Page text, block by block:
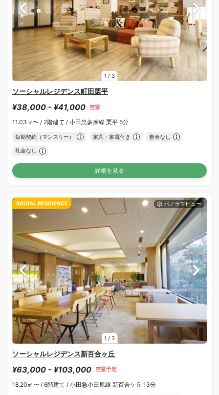
1 / 3
ソーシャルレジデンス町田栗平
¥38,000 - ¥41,000 空室
11.03㎡〜 / 2階建て / 小田急多摩線 栗平 5分
短期契約（マンスリー） 家具・家電付き 敷金なし
礼金なし
詳細を見る
1 / 3
SOCIAL RESIDENCE
ソーシャルレジデンス新百合ヶ丘
¥63,000 - ¥103,000 空室予定
18.20㎡〜 / 6階建て / 小田急小田原線 新百合ケ丘 13分